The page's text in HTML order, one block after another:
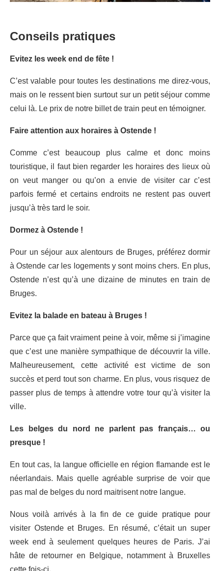
Conseils pratiques
Evitez les week end de fête !
C’est valable pour toutes les destinations me direz-vous,
mais on le ressent bien surtout sur un petit séjour comme
celui là. Le prix de notre billet de train peut en témoigner.
Faire attention aux horaires à Ostende !
Comme c’est beaucoup plus calme et donc moins
touristique, il faut bien regarder les horaires des lieux où
on veut manger ou qu’on a envie de visiter car c’est
parfois fermé et certains endroits ne restent pas ouvert
jusqu’à très tard le soir.
Dormez à Ostende !
Pour un séjour aux alentours de Bruges, préférez dormir
à Ostende car les logements y sont moins chers. En plus,
Ostende n’est qu’à une dizaine de minutes en train de
Bruges.
Evitez la balade en bateau à Bruges !
Parce que ça fait vraiment peine à voir, même si j’imagine
que c’est une manière sympathique de découvrir la ville.
Malheureusement, cette activité est victime de son
succès et perd tout son charme. En plus, vous risquez de
passer plus de temps à attendre votre tour qu’à visiter la
ville.
Les belges du nord ne parlent pas français… ou
presque !
En tout cas, la langue officielle en région flamande est le
néerlandais. Mais quelle agréable surprise de voir que
pas mal de belges du nord maitrisent notre langue.
Nous voilà arrivés à la fin de ce guide pratique pour
visiter Ostende et Bruges. En résumé, c’était un super
week end à seulement quelques heures de Paris. J’ai
hâte de retourner en Belgique, notamment à Bruxelles
cette fois-ci.